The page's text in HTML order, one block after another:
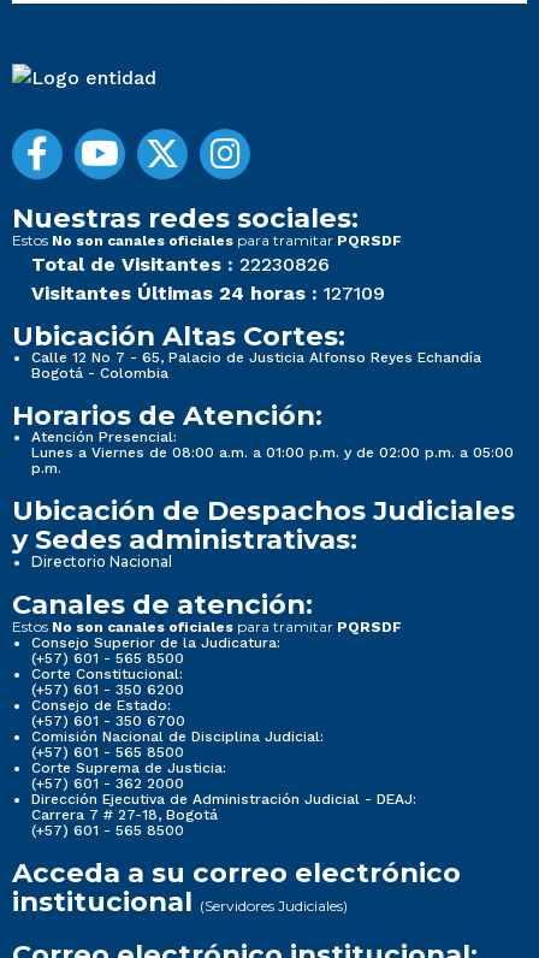
Nuestras redes sociales:
Estos No son canales oficiales para tramitar PQRSDF
Total de Visitantes : 22230826
Visitantes Últimas 24 horas : 127109
Ubicación Altas Cortes:
Calle 12 No 7 - 65, Palacio de Justicia Alfonso Reyes Echandía
Bogotá - Colombia
Horarios de Atención:
Atención Presencial:
Lunes a Viernes de 08:00 a.m. a 01:00 p.m. y de 02:00 p.m. a 05:00
p.m.
Ubicación de Despachos Judiciales
y Sedes administrativas:
Directorio Nacional
Canales de atención:
Estos No son canales oficiales para tramitar PQRSDF
Consejo Superior de la Judicatura:
(+57) 601 - 565 8500
Corte Constitucional:
(+57) 601 - 350 6200
Consejo de Estado:
(+57) 601 - 350 6700
Comisión Nacional de Disciplina Judicial:
(+57) 601 - 565 8500
Corte Suprema de Justicia:
(+57) 601 - 362 2000
Dirección Ejecutiva de Administración Judicial - DEAJ:
Carrera 7 # 27-18, Bogotá
(+57) 601 - 565 8500
Acceda a su correo electrónico
institucional (Servidores Judiciales)